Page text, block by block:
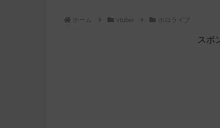
ホーム vtuber ホロライブ
スポ